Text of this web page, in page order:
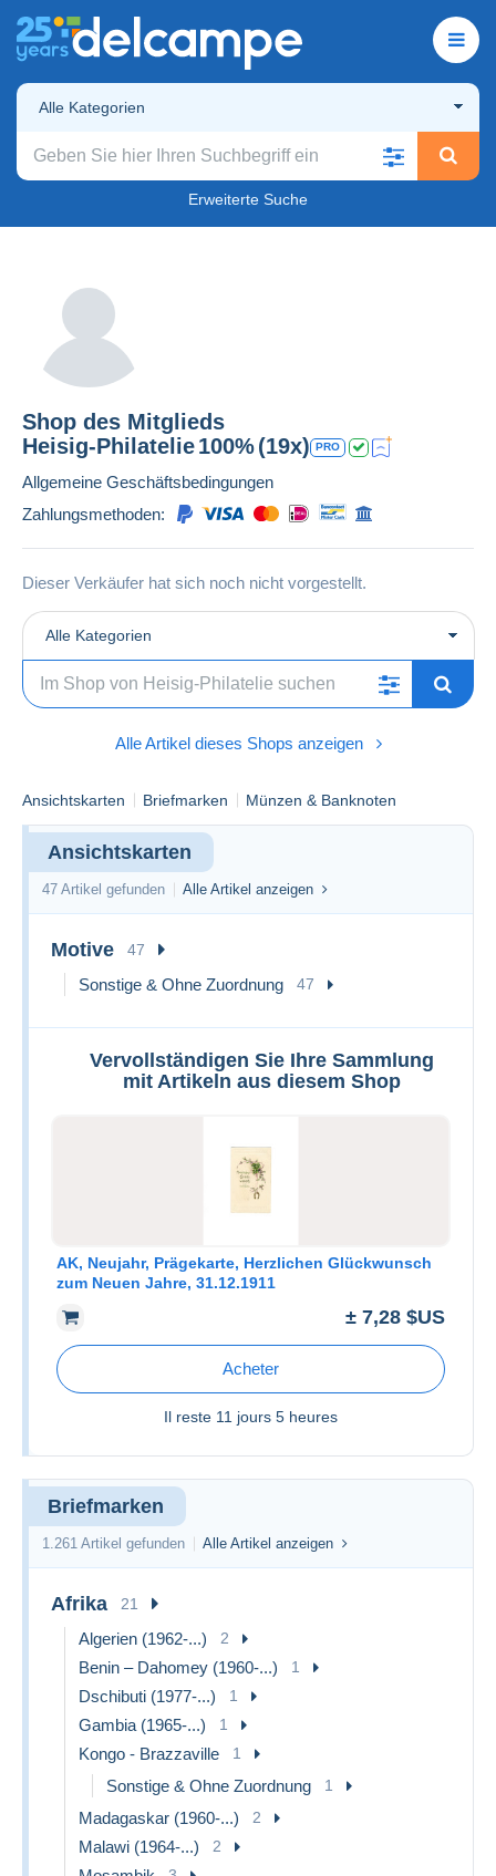
Alle Kategorien
Erweiterte Suche
Shop des Mitglieds
Heisig-Philatelie100%(19x) PRO
Allgemeine Geschäftsbedingungen
Zahlungsmethoden:
Dieser Verkäufer hat sich noch nicht vorgestellt.
Alle Kategorien
Alle Artikel dieses Shops anzeigen
Ansichtskarten Briefmarken Münzen & Banknoten
Ansichtskarten
47 Artikel gefunden Alle Artikel anzeigen
Motive 47
Sonstige & Ohne Zuordnung 47
Vervollständigen Sie Ihre Sammlung
mit Artikeln aus diesem Shop
AK, Neujahr, Prägekarte, Herzlichen Glückwunsch
zum Neuen Jahre, 31.12.1911
± 7,28 $US
Acheter
Il reste 11 jours 5 heures
Briefmarken
1.261 Artikel gefunden Alle Artikel anzeigen
Afrika 21
Algerien (1962-...) 2
Benin – Dahomey (1960-...) 1
Dschibuti (1977-...) 1
Gambia (1965-...) 1
Kongo - Brazzaville 1
Sonstige & Ohne Zuordnung 1
Madagaskar (1960-...) 2
Malawi (1964-...) 2